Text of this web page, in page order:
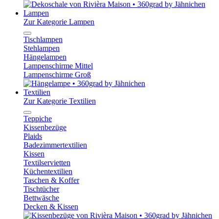
Lampen
Zur Kategorie Lampen
Tischlampen
Stehlampen
Hängelampen
Lampenschirme Mittel
Lampenschirme Groß
Textilien
Zur Kategorie Textilien
Teppiche
Kissenbezüge
Plaids
Badezimmertextilien
Kissen
Textilservietten
Küchentextilien
Taschen & Koffer
Tischtücher
Bettwäsche
Decken & Kissen